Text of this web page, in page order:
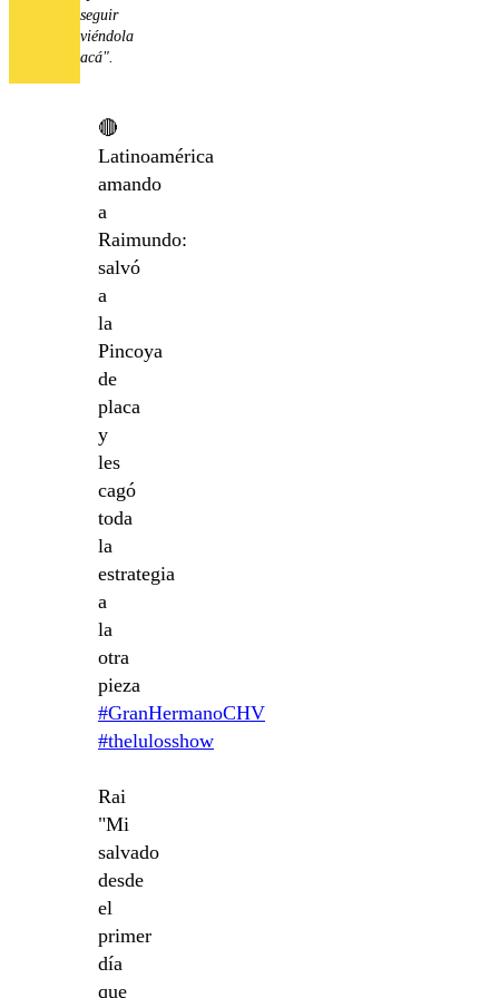
seguir
viéndola
acá".
🔴
Latinoamérica
amando
a
Raimundo:
salvó
a
la
Pincoya
de
placa
y
les
cagó
toda
la
estrategia
a
la
otra
pieza
#GranHermanoCHV
#thelulosshow
Rai
"Mi
salvado
desde
el
primer
día
que